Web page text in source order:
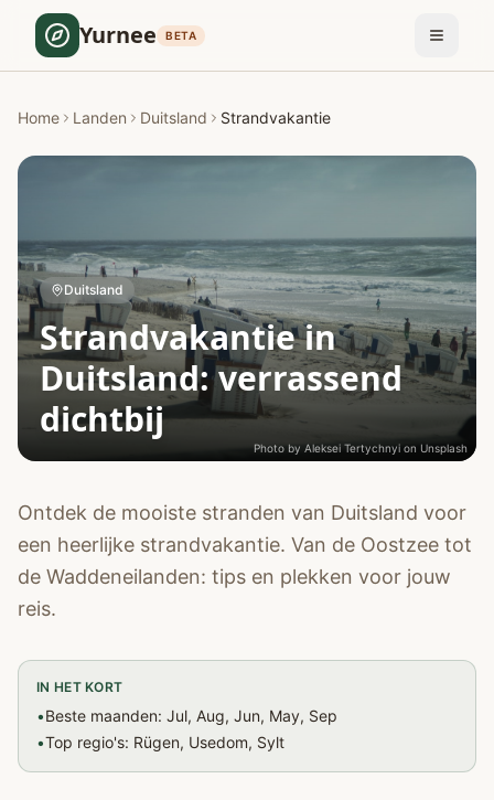
Yurnee BETA
Home Landen Duitsland Strandvakantie
Duitsland
Strandvakantie in
Duitsland: verrassend
dichtbij
Photo by Aleksei Tertychnyi on Unsplash
Ontdek de mooiste stranden van Duitsland voor
een heerlijke strandvakantie. Van de Oostzee tot
de Waddeneilanden: tips en plekken voor jouw
reis.
IN HET KORT
•Beste maanden: Jul, Aug, Jun, May, Sep
•Top regio's: Rügen, Usedom, Sylt